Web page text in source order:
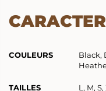
COULEURS
Black,
TAILLES L, M, S,